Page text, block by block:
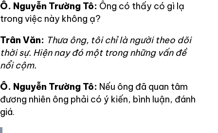
Ô. Nguyễn Trường Tô: Ông có thấy có gì lạ
trong việc này không ạ?
Trân Văn: Thưa ông, tôi chỉ là người theo dõi
thời sự. Hiện nay đó một trong những vấn đề
nổi cộm.
Ô. Nguyễn Trường Tô: Nếu ông đã quan tâm
đương nhiên ông phải có ý kiến, bình luận, đánh
giá.